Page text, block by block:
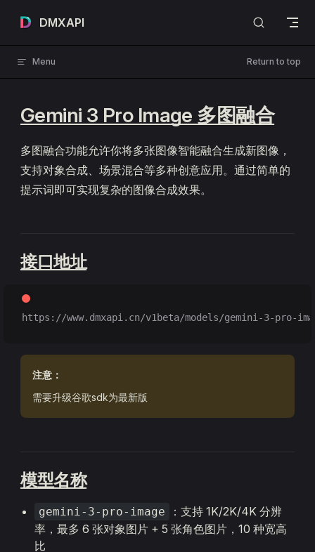
Skip to content
DMXAPI
Menu Return to top
Gemini 3 Pro Image 多图融合
多图融合功能允许你将多张图像智能融合生成新图像，
支持对象合成、场景混合等多种创意应用。通过简单的
提示词即可实现复杂的图像合成效果。
接口地址
https://www.dmxapi.cn/v1beta/models/gemini-3-pro-
注意：
需要升级谷歌sdk为最新版
模型名称
gemini-3-pro-image
：支持 1K/2K/4K 分辨
率，最多 6 张对象图片 + 5 张角色图片，10 种宽高
比